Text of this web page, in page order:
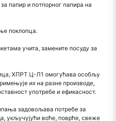
папир и потпорног папира на
поклопца.
учита, замените посуду за
ХПРТ Ц-Л1 омогућава особљу
их на разне производе,
употребе и ефикасност.
задовољава потребе за
укључујући воће, поврће, свеже